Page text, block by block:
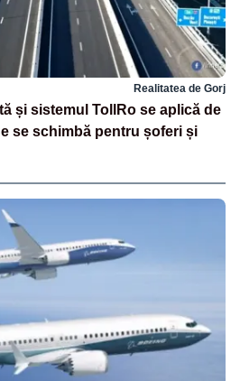
Realitatea de Gorj
și sistemul TollRo se aplică de
se schimbă pentru șoferi și